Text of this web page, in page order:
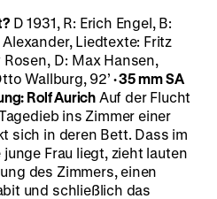
D 1931, R: Erich Engel, B:
Liedtexte: Fritz
D: Max Hansen,
Wallburg, 92’ · 35 mm SA
Rolf Aurich Auf der Flucht
ins Zimmer einer
sich in deren Bett. Dass im
Frau liegt, zieht lauten
des Zimmers, einen
und schließlich das